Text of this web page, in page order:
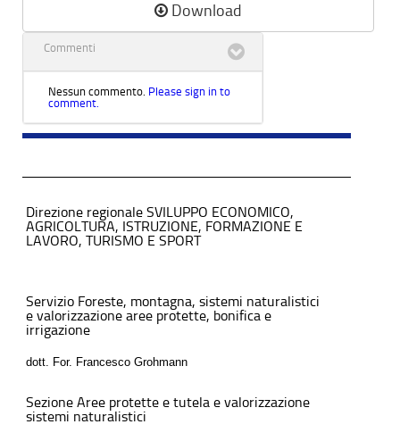
Download
Commenti
Nessun commento. Please sign in to
comment.
Direzione regionale SVILUPPO ECONOMICO,
AGRICOLTURA, ISTRUZIONE, FORMAZIONE E
LAVORO, TURISMO E SPORT
Servizio Foreste, montagna, sistemi naturalistici
e valorizzazione aree protette, bonifica e
irrigazione
dott. For. Francesco Grohmann
Sezione Aree protette e tutela e valorizzazione
sistemi naturalistici